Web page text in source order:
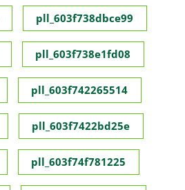
pll_603f738dbce99
pll_603f738e1fd08
pll_603f742265514
pll_603f7422bd25e
pll_603f74f781225